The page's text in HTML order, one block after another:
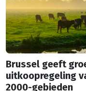
Brussel geeft
uitkoopregeling
2000-gebieden